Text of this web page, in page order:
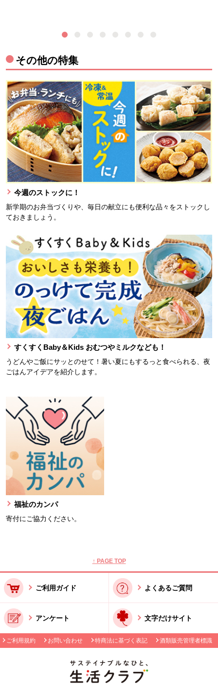
その他の特集
今週のストックに！
新学期のお弁当づくりや、毎日の献立にも便利な品々をストックし
ておきましょう。
すくすくBaby＆Kids おむつやミルクなども！
うどんやご飯にサッとのせて！暑い夏にもするっと食べられる、夜
ごはんアイデアを紹介します。
福祉のカンパ
寄付にご協力ください。
↑ PAGE TOP
ご利用ガイド よくあるご質問
アンケート 文字だけサイト
ご利用規約 お問い合わせ 特商法に基づく表記 酒類販売管理者標識